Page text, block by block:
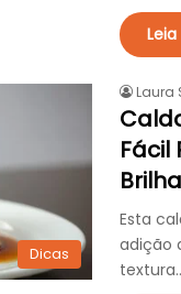
Dicas
Laura
Fácil
Esta
adição